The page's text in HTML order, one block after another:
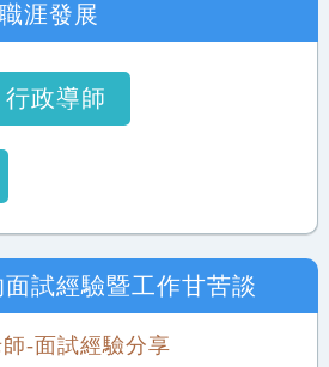
涯發展
行政導師
面試經驗暨工作甘苦談
-面試經驗分享